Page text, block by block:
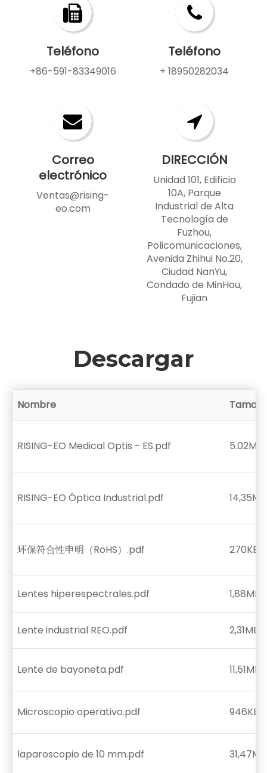
Teléfono
+86-591-83349016
Teléfono
+ 18950282034
Correo
electrónico
Ventas@rising-
eo.com
DIRECCIÓN
Unidad 101, Edificio
10A, Parque
Industrial de Alta
Tecnología de
Fuzhou,
Policomunicaciones,
Avenida Zhihui No.20,
Ciudad NanYu,
Condado de MinHou,
Fujian
Descargar
Nombre
RISING-EO Medical Optis - ES.pdf 5.02MB
RISING-EO Óptica Industrial.pdf 14,35MB
环保符合性申明（RoHS）.pdf 270KB
Lentes hiperespectrales.pdf 1,88MB
Lente industrial REO.pdf 2,31MB
Lente de bayoneta.pdf 11,51MB
Microscopio operativo.pdf 946KB
laparoscopio de 10 mm.pdf 31,47MB